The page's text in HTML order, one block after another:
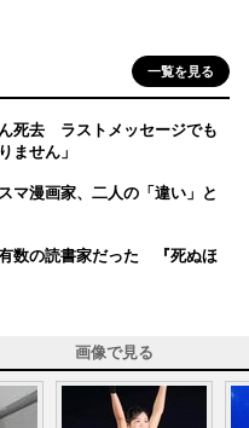
一覧を見る
死去 ラストメッセージでも
ません」
漫画家、二人の「違い」と
数の読書家だった 『死ぬほ
画像で見る